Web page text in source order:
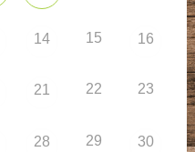
14 15 16
21 22 23
28 29 30